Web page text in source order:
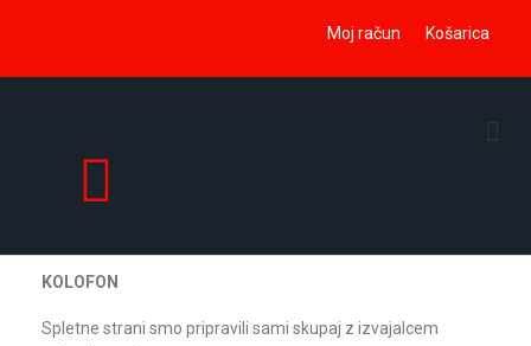
Moj račun Košarica
KOLOFON
Spletne strani smo pripravili sami skupaj z izvajalcem